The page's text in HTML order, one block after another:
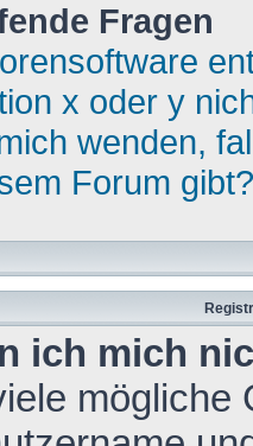
Fragen
x oder y
wenden,
Forum gibt?
ich mich